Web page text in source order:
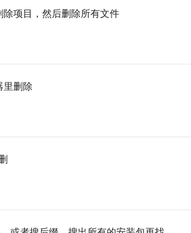
项目，然后删除所有文件
里删除